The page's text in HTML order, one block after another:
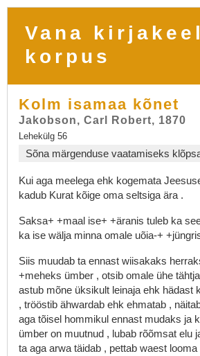
Vana
korpus
Kolm isamaa kõnet
Jakobson, Carl Robert, 1870
Lehekülg 56
Sõna märgenduse vaatamiseks
Kui aga meelega ehk kogemata
kadub Kurat kõige oma seltsiga ära .
Saksa+ +maal ise+ +äranis tuleb ka
ka ise wälja minna omale uõia-+
Siis muudab ta ennast wiisakaks
+meheks ümber , otsib omale ühe tähtja
astub mõne üksikult leinaja ehk hädast
, trööstib ähwardab ehk ehmatab ,
aga tõisel hommikul ennast mudaks ja
ümber on muutnud , lubab rõõmsat elu
ta aga arwa täidab , pettab waest looma